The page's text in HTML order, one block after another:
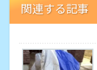
関連する記事